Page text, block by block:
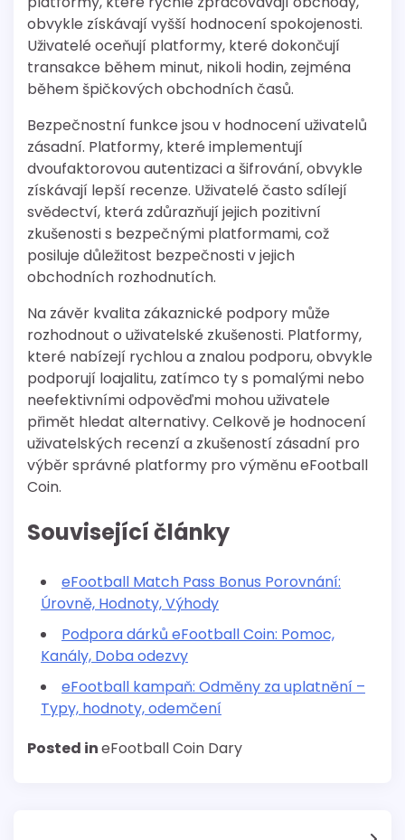
obvykle získávají vyšší hodnocení spokojenosti.
Uživatelé oceňují platformy, které dokončují
transakce během minut, nikoli hodin, zejména
během špičkových obchodních časů.
Bezpečnostní funkce jsou v hodnocení uživatelů
zásadní. Platformy, které implementují
dvoufaktorovou autentizaci a šifrování, obvykle
získávají lepší recenze. Uživatelé často sdílejí
svědectví, která zdůrazňují jejich pozitivní
zkušenosti s bezpečnými platformami, což
posiluje důležitost bezpečnosti v jejich
obchodních rozhodnutích.
Na závěr kvalita zákaznické podpory může
rozhodnout o uživatelské zkušenosti. Platformy,
které nabízejí rychlou a znalou podporu, obvykle
podporují loajalitu, zatímco ty s pomalými nebo
neefektivními odpověďmi mohou uživatele
přimět hledat alternativy. Celkově je hodnocení
uživatelských recenzí a zkušeností zásadní pro
výběr správné platformy pro výměnu eFootball
Coin.
Související články
eFootball Match Pass Bonus Porovnání:
Úrovně, Hodnoty, Výhody
Podpora dárků eFootball Coin: Pomoc,
Kanály, Doba odezvy
eFootball kampaň: Odměny za uplatnění –
Typy, hodnoty, odemčení
Posted ineFootball Coin Dary